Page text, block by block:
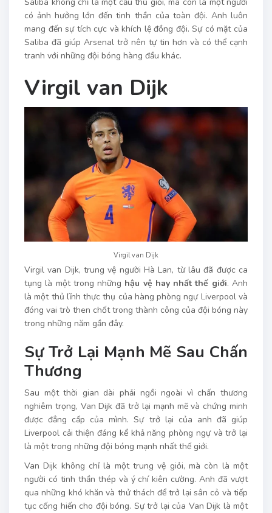
Saliba không chỉ là một cầu thủ giỏi, mà còn là một người
có ảnh hưởng lớn đến tinh thần của toàn đội. Anh luôn
mang đến sự tích cực và khích lệ đồng đội. Sự có mặt của
Saliba đã giúp Arsenal trở nên tự tin hơn và có thể cạnh
tranh với những đội bóng hàng đầu khác.
Virgil van Dijk
Virgil van Dijk
Virgil van Dijk, trung vệ người Hà Lan, từ lâu đã được ca
tụng là một trong những hậu vệ hay nhất thế giới. Anh
là một thủ lĩnh thực thụ của hàng phòng ngự Liverpool và
đóng vai trò then chốt trong thành công của đội bóng này
trong những năm gần đây.
Sự Trở Lại Mạnh Mẽ Sau Chấn
Thương
Sau một thời gian dài phải ngồi ngoài vì chấn thương
nghiêm trọng, Van Dijk đã trở lại mạnh mẽ và chứng minh
được đẳng cấp của mình. Sự trở lại của anh đã giúp
Liverpool cải thiện đáng kể khả năng phòng ngự và trở lại
là một trong những đội bóng mạnh nhất thế giới.
Van Dijk không chỉ là một trung vệ giỏi, mà còn là một
người có tinh thần thép và ý chí kiên cường. Anh đã vượt
qua những khó khăn và thử thách để trở lại sân cỏ và tiếp
tục cống hiến cho đội bóng. Sự trở lại của Van Dijk là một